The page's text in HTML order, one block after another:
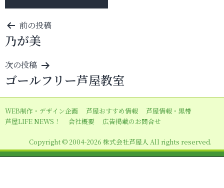
投
稿
ナ
ビ
ゲ
ー
シ
ン
前の投稿
乃が美
次の投稿
ゴールフリー芦屋教室
WEB制作・デザイン企画 芦屋おすすめ情報
芦屋情報・黒帯
芦屋LIFE NEWS！
会社概要 広告掲載のお問合せ
Copyright © 2004-2026 株式会社芦屋人 All rights reserved.